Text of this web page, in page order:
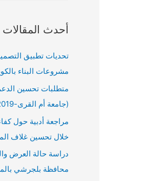
حأحدث المقالات
تحديات تطبيق
مشروعات البناء
متطلبات تحسين
(جامعة أم القرى-2019)
مراجعة أدبية حول
خلال تحسين غلاف
دراسة حالة العرض
محافظة بلجرشي